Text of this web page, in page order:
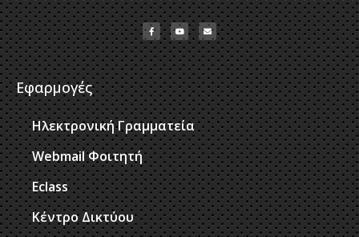
Εφαρμογές
Ηλεκτρονική Γραμματεία
Webmail Φοιτητή
Eclass
Κέντρο Δικτύου